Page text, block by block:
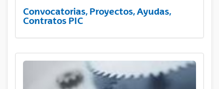
Convocatorias, Proyectos, Ayudas,
Contratos PIC